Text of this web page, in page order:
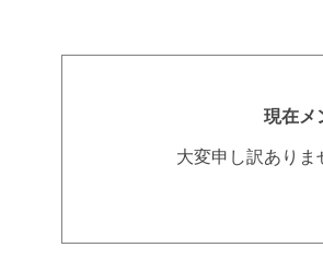
現在メ
大変申し訳あり